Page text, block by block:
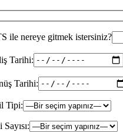
ile nereye gitmek istersiniz?
Tarihi:
Tarihi:
Tipi: